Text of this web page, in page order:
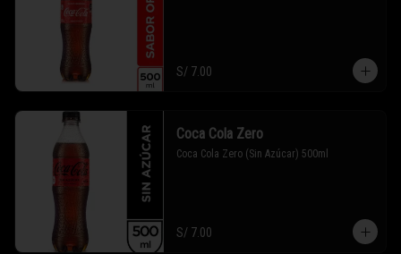
S/ 7.00
Coca Cola Zero
Coca Cola Zero (Sin Azúcar) 500ml
S/ 7.00